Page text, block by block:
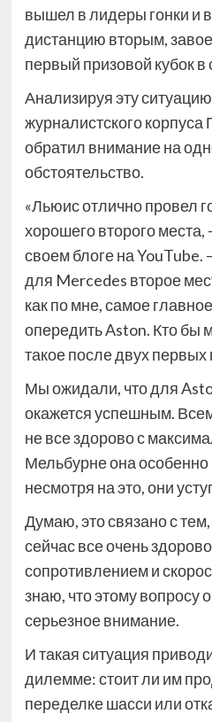
вышел в лидеры гонки и
дистанцию вторым,
первый призовой кубок в
Анализируя эту
журналистского корпуса
обратил внимание на
обстоятельство.
«Льюис отлично провел
хорошего второго места,
своем блоге на YouTube.
для Mercedes второе
как по мне, самое
опередить Aston. Кто бы
такое после двух первых
Мы ожидали, что для
окажется успешным.
не все здорово с
Мельбурне она особенно
несмотря на это, они
Думаю, это связано с
сейчас все очень
сопротивлением и
знаю, что этому вопросу
серьезное внимание.
И такая ситуация
дилемме: стоит ли им
переделке шасси или